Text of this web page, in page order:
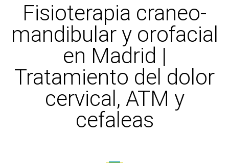
Fisioterapia craneo-
mandibular y orofacial
en Madrid |
Tratamiento del dolor
cervical, ATM y
cefaleas